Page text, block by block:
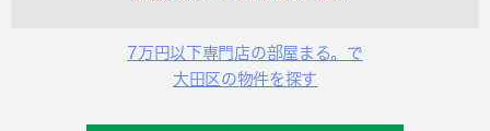
7万円以下専門店の部屋まる。で
大田区の物件を探す